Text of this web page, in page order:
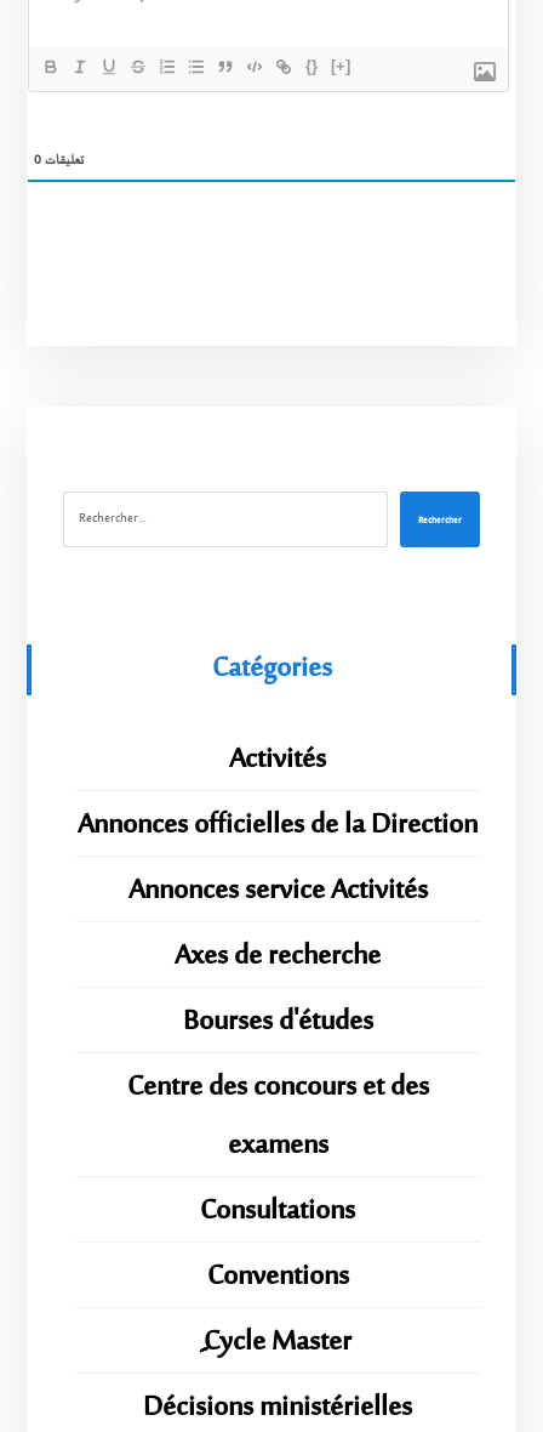
{} [+]
0تعليقات
Rechercher
Catégories
Activités
Annonces officielles de la Direction
Annonces service Activités
Axes de recherche
Bourses d'études
Centre des concours et des
examens
Consultations
Conventions
ِِِCycle Master
Décisions ministérielles